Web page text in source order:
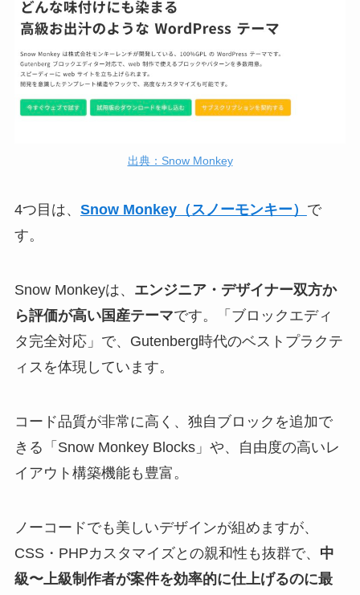
出典：Snow Monkey
4つ目は、 Snow Monkey（スノーモンキー） で
す。
Snow Monkeyは、 エンジニア・デザイナー双方か
ら評価が高い国産テーマです。「ブロックエディ
タ完全対応」で、Gutenberg時代のベストプラクテ
ィスを体現しています。
コード品質が非常に高く、独自ブロックを追加で
きる「Snow Monkey Blocks」や、自由度の高いレ
イアウト構築機能も豊富。
ノーコードでも美しいデザインが組めますが、
CSS・PHPカスタマイズとの親和性も抜群で、 中
級〜上級制作者が案件を効率的に仕上げるのに最